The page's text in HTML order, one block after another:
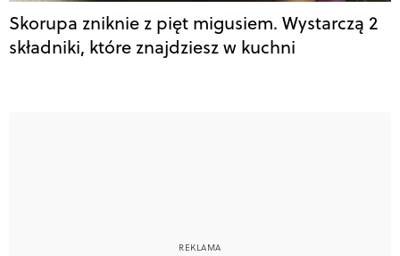
Skorupa zniknie z pięt migusiem. Wystarczą 2
składniki, które znajdziesz w kuchni